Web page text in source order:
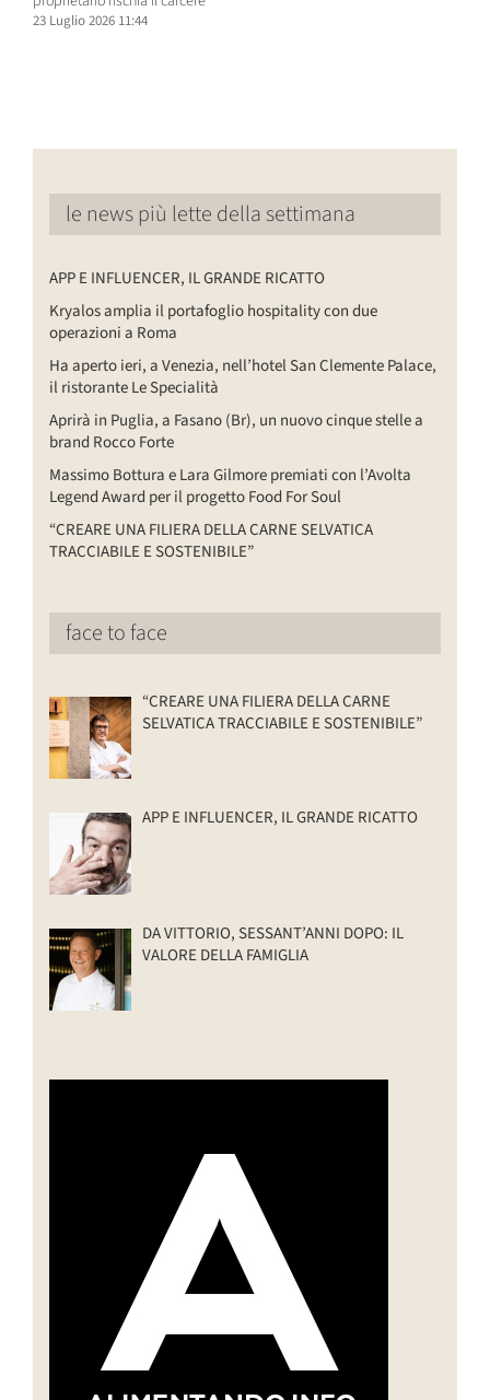
23 Luglio 2026 11:44
le news più lette della settimana
APP E INFLUENCER, IL GRANDE RICATTO
Kryalos amplia il portafoglio hospitality con due
operazioni a Roma
Ha aperto ieri, a Venezia, nell’hotel San Clemente Palace,
il ristorante Le Specialità
Aprirà in Puglia, a Fasano (Br), un nuovo cinque stelle a
brand Rocco Forte
Massimo Bottura e Lara Gilmore premiati con l’Avolta
Legend Award per il progetto Food For Soul
“CREARE UNA FILIERA DELLA CARNE SELVATICA
TRACCIABILE E SOSTENIBILE”
face to face
“CREARE UNA FILIERA DELLA CARNE
SELVATICA TRACCIABILE E SOSTENIBILE”
APP E INFLUENCER, IL GRANDE RICATTO
DA VITTORIO, SESSANT’ANNI DOPO: IL
VALORE DELLA FAMIGLIA